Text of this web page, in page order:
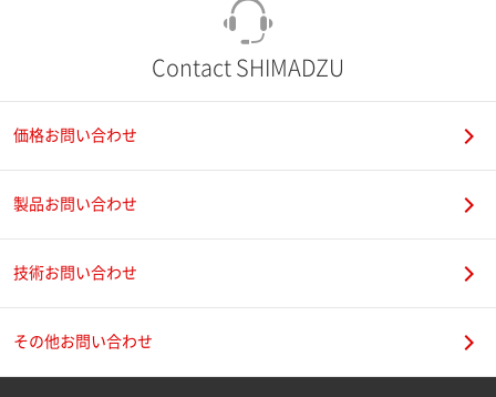
Contact SHIMADZU
価格お問い合わせ
製品お問い合わせ
技術お問い合わせ
その他お問い合わせ